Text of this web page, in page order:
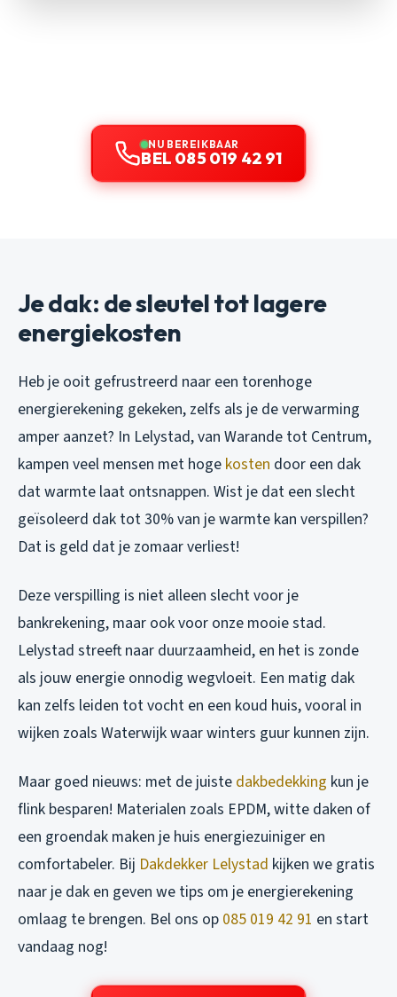
NU BEREIKBAAR
BEL 085 019 42 91
Je dak: de sleutel tot lagere
energiekosten
Heb je ooit gefrustreerd naar een torenhoge
energierekening gekeken, zelfs als je de verwarming
amper aanzet? In Lelystad, van Warande tot Centrum,
kampen veel mensen met hoge kosten door een dak
dat warmte laat ontsnappen. Wist je dat een slecht
geïsoleerd dak tot 30% van je warmte kan verspillen?
Dat is geld dat je zomaar verliest!
Deze verspilling is niet alleen slecht voor je
bankrekening, maar ook voor onze mooie stad.
Lelystad streeft naar duurzaamheid, en het is zonde
als jouw energie onnodig wegvloeit. Een matig dak
kan zelfs leiden tot vocht en een koud huis, vooral in
wijken zoals Waterwijk waar winters guur kunnen zijn.
Maar goed nieuws: met de juiste dakbedekking kun je
flink besparen! Materialen zoals EPDM, witte daken of
een groendak maken je huis energiezuiniger en
comfortabeler. Bij Dakdekker Lelystad kijken we gratis
naar je dak en geven we tips om je energierekening
omlaag te brengen. Bel ons op 085 019 42 91 en start
vandaag nog!